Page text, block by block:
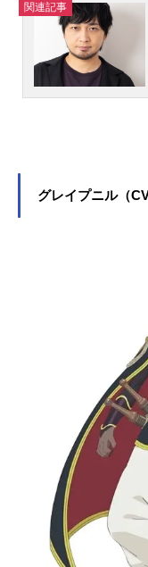
関連記事
グレイプニル（